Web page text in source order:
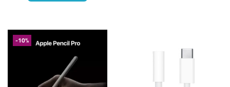
-10%